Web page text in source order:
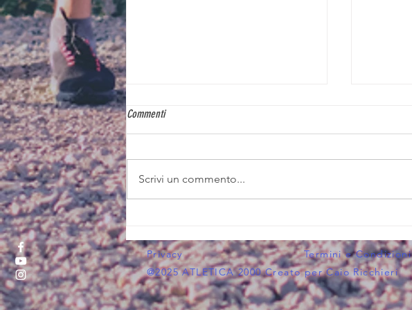
Commenti
Scrivi un commento...
Privacy Termini e Condizioni
@2025 ATLETICA 2000 Creato per Caio Ricchieri